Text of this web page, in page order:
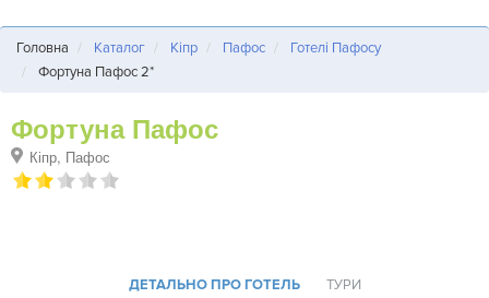
Головна Каталог Кіпр Пафос
Готелі Пафосу
Фортуна Пафос 2*
Фортуна Пафос
Кіпр, Пафос
ДЕТАЛЬНО ПРО ГОТЕЛЬ ТУРИ